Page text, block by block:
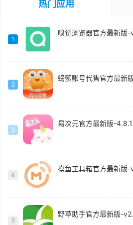
热门应用
1
嗅觉浏览器官方最新版-
2
螃蟹账号代售官方最新
3
易次元官方最新版-
4
摸鱼工具箱官方最新版-
5
野草助手官方最新版-